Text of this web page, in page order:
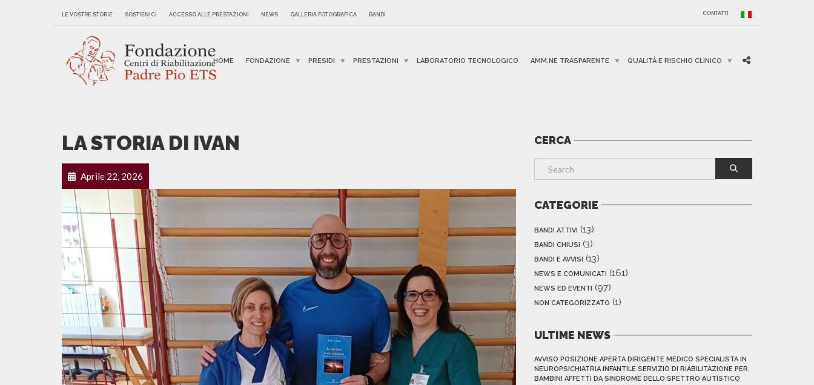
LE VOSTRE STORIE SOSTIENICI ACCESSO ALLE PRESTAZIONI NEWS GALLERIA FOTOGRAFICA BANDI CONTATTI
HOME FONDAZIONE PRESIDI PRESTAZIONI LABORATORIO TECNOLOGICO AMM.NE TRASPARENTE QUALITÀ E RISCHIO CLINICO
LA STORIA DI IVAN
Aprile 22, 2026
CERCA
CATEGORIE
BANDI ATTIVI (13)
BANDI CHIUSI (3)
BANDI E AVVISI (13)
NEWS E COMUNICATI (161)
NEWS ED EVENTI (97)
NON CATEGORIZZATO (1)
ULTIME NEWS
AVVISO POSIZIONE APERTA DIRIGENTE MEDICO SPECIALISTA IN
NEUROPSICHIATRIA INFANTILE SERVIZIO DI RIABILITAZIONE PER
BAMBINI AFFETTI DA SINDROME DELLO SPETTRO AUTISTICO